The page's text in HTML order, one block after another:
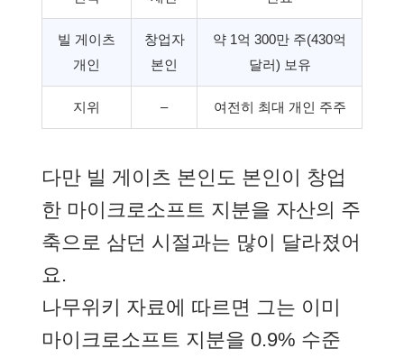
빌 게이츠
개인
창업자
본인
약 1억 300만 주(430억
달러) 보유
지위 – 여전히 최대 개인 주주
다만 빌 게이츠 본인도 본인이 창업
한 마이크로소프트 지분을 자산의 주
축으로 삼던 시절과는 많이 달라졌어
요.
나무위키 자료에 따르면 그는 이미
마이크로소프트 지분을 0.9% 수준